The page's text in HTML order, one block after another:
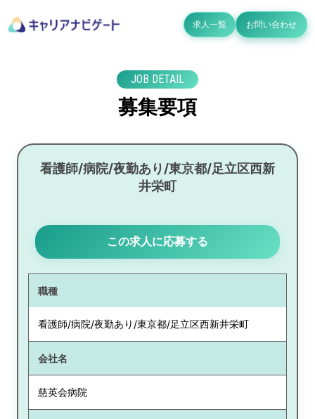
求人一覧 お問い合わせ
JOB DETAIL
募集要項
看護師/病院/夜勤あり/東京都/足立区西新
井栄町
この求人に応募する
職種
看護師/病院/夜勤あり/東京都/足立区西新井栄町
会社名
慈英会病院